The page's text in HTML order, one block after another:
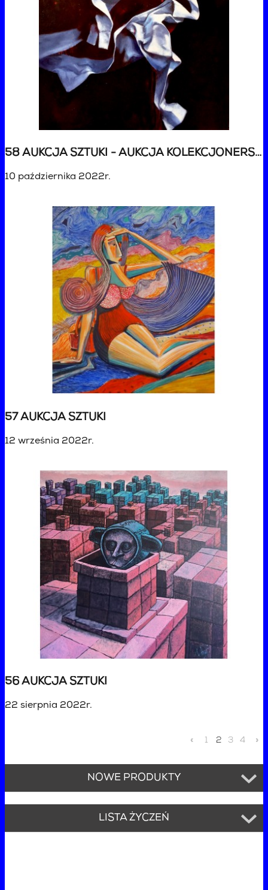
58 AUKCJA SZTUKI - AUKCJA KOLEKCJONERSKA
10 października 2022r.
57 AUKCJA SZTUKI
12 września 2022r.
56 AUKCJA SZTUKI
22 sierpnia 2022r.
« 1 2 3 4 »
NOWE PRODUKTY
LISTA ŻYCZEŃ